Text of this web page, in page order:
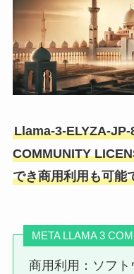
Llama-3-ELYZA-
COMMUNITY
でき商用利用も可能
META LLAMA 3
商用利用：ソフ